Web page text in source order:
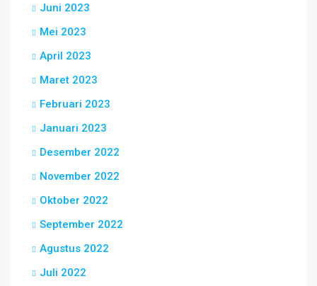
Juni 2023
Mei 2023
April 2023
Maret 2023
Februari 2023
Januari 2023
Desember 2022
November 2022
Oktober 2022
September 2022
Agustus 2022
Juli 2022